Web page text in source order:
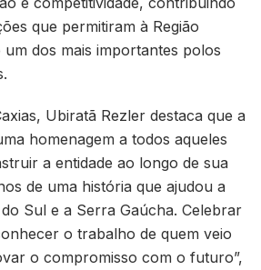
que permitiram à Região
dos mais importantes polos
Ubiratã Rezler destaca que a
homenagem a todos aqueles
a entidade ao longo de sua
de uma história que ajudou a
Sul e a Serra Gaúcha. Celebrar
o trabalho de quem veio
o compromisso com o futuro”,